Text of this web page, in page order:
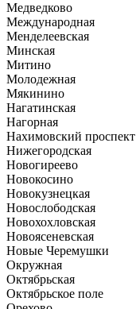
Медведково
Международная
Менделеевская
Минская
Митино
Молодежная
Мякинино
Нагатинская
Нагорная
Нахимовский проспект
Нижегородская
Новогиреево
Новокосино
Новокузнецкая
Новослободская
Новохохловская
Новоясеневская
Новые Черемушки
Окружная
Октябрьская
Октябрьское поле